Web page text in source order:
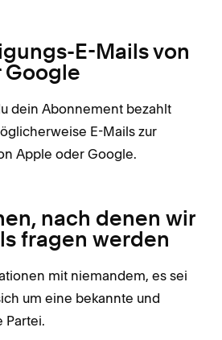
E-Mails von
Google
dein Abonnement bezahlt
E-Mails zur
Apple oder Google.
nach denen wir
fragen werden
mit niemandem, es sei
um eine bekannte und
Partei.